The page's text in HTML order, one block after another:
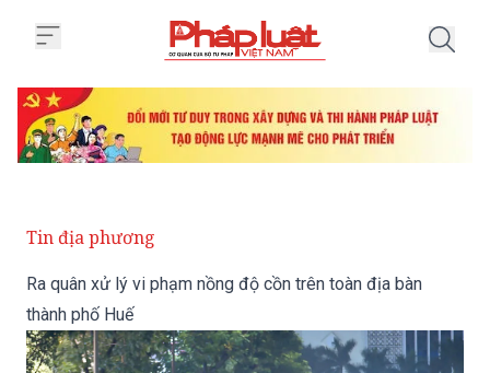
Tin địa phương
Ra quân xử lý vi phạm nồng độ cồn trên toàn địa bàn
thành phố Huế